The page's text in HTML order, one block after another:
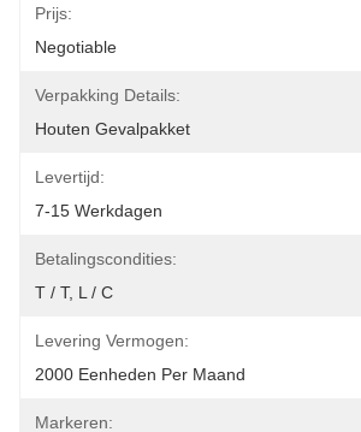
Prijs:
Negotiable
Verpakking Details:
Houten Gevalpakket
Levertijd:
7-15 Werkdagen
Betalingscondities:
T / T, L / C
Levering Vermogen:
2000 Eenheden Per Maand
Markeren: